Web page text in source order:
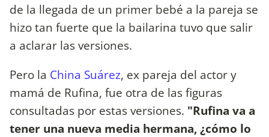
de la llegada de un primer bebé a la pareja se
hizo tan fuerte que la bailarina tuvo que salir
a aclarar las versiones.
Pero la China Suárez, ex pareja del actor y
mamá de Rufina, fue otra de las figuras
consultadas por estas versiones. "Rufina va a
tener una nueva media hermana, ¿cómo lo